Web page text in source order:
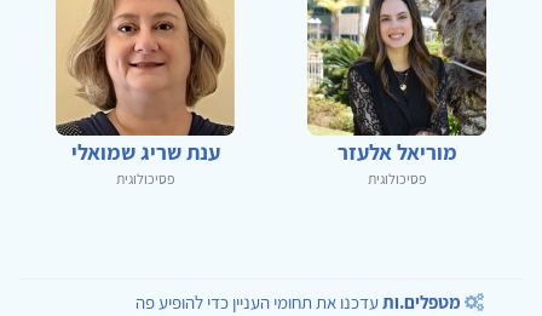
מוריאל אלעזר
פסיכולוגית
ענת שריג שמואלי
פסיכולוגית
מטפלים.ותעדכנו את תחומי העניין כדי להופיע פה